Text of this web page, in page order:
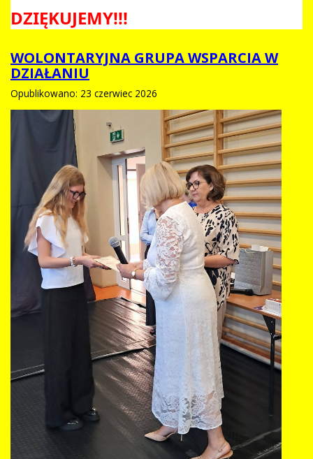
DZIĘKUJEMY!!!
WOLONTARYJNA GRUPA WSPARCIA W
DZIAŁANIU
Opublikowano: 23 czerwiec 2026